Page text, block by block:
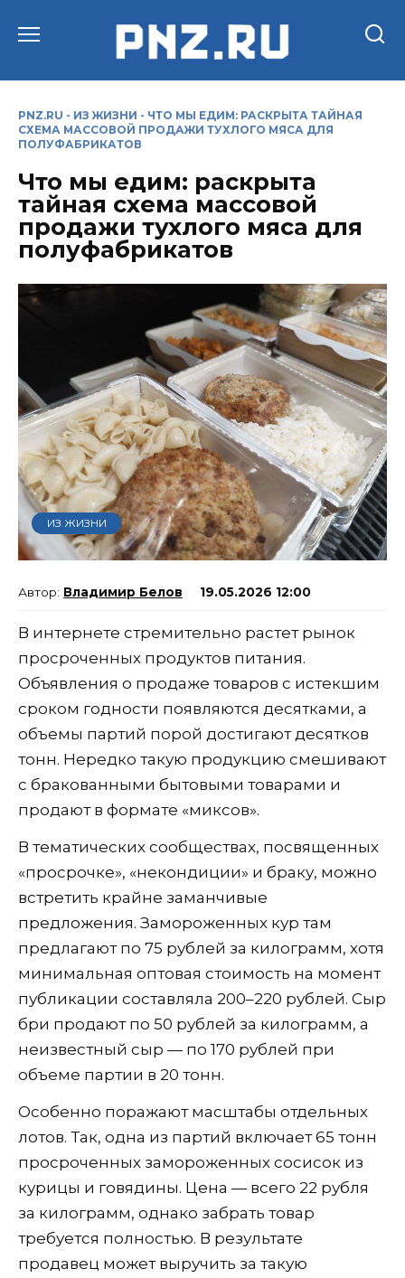
PNZ.RU - ИЗ ЖИЗНИ - ЧТО МЫ ЕДИМ: РАСКРЫТА ТАЙНАЯ
СХЕМА МАССОВОЙ ПРОДАЖИ ТУХЛОГО МЯСА ДЛЯ
ПОЛУФАБРИКАТОВ
Что мы едим: раскрыта
тайная схема массовой
продажи тухлого мяса для
полуфабрикатов
ИЗ ЖИЗНИ
Владимир Белов 19.05.2026 12:00
В интернете стремительно растет рынок
просроченных продуктов питания.
Объявления о продаже товаров с истекшим
сроком годности появляются десятками, а
объемы партий порой достигают десятков
тонн. Нередко такую продукцию смешивают
с бракованными бытовыми товарами и
продают в формате «миксов».
В тематических сообществах, посвященных
«просрочке», «некондиции» и браку, можно
встретить крайне заманчивые
предложения. Замороженных кур там
предлагают по 75 рублей за килограмм, хотя
минимальная оптовая стоимость на момент
публикации составляла 200–220 рублей. Сыр
бри продают по 50 рублей за килограмм, а
неизвестный сыр — по 170 рублей при
объеме партии в 20 тонн.
Особенно поражают масштабы отдельных
лотов. Так, одна из партий включает 65 тонн
просроченных замороженных сосисок из
курицы и говядины. Цена — всего 22 рубля
за килограмм, однако забрать товар
требуется полностью. В результате
продавец может выручить за такую